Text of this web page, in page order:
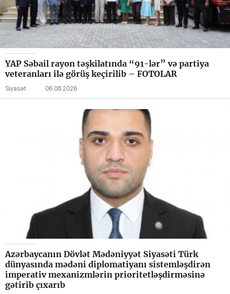
YAP Səbail rayon təşkilatında “91-lər” və partiya
veteranları ilə görüş keçirilib – FOTOLAR
Siyasət 06.08.2026
Azərbaycanın Dövlət Mədəniyyət Siyasəti Türk
dünyasında mədəni diplomatiyanı sistemləşdirən
imperativ mexanizmlərin prioritetləşdirməsinə
gətirib çıxarıb